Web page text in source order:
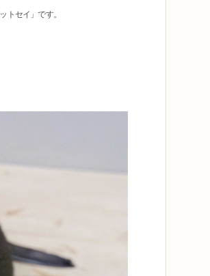
トセイ」です。